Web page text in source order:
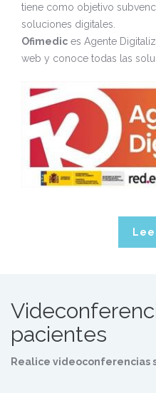
tiene como objetivo
soluciones digitales.
Ofimedic es Agente
web y conoce todas las
pacientes
Realice videoconferencias